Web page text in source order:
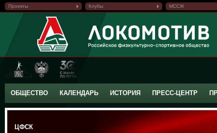
Проекты Клубы МССЖ
ОБЩЕСТВО КАЛЕНДАРЬ ИСТОРИЯ ПРЕСС-ЦЕНТР
ЦФСК